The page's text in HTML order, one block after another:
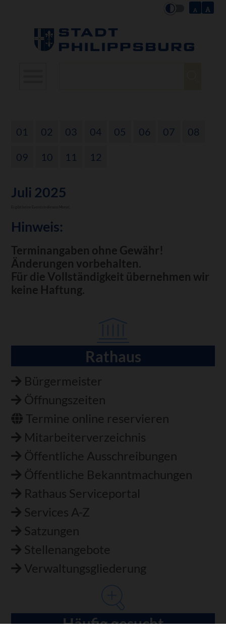
01 02 03 04 05 06 07 08
09 10 11 12
Juli 2025
Hinweis:
Terminangaben ohne Gewähr!
Änderungen vorbehalten.
Für die Vollständigkeit übernehmen wir
keine Haftung.
Rathaus
Bürgermeister
Öffnungszeiten
Termine online reservieren
Mitarbeiterverzeichnis
Öffentliche Ausschreibungen
Öffentliche Bekanntmachungen
Rathaus Serviceportal
Services A-Z
Satzungen
Stellenangebote
Verwaltungsgliederung
Häufig gesucht